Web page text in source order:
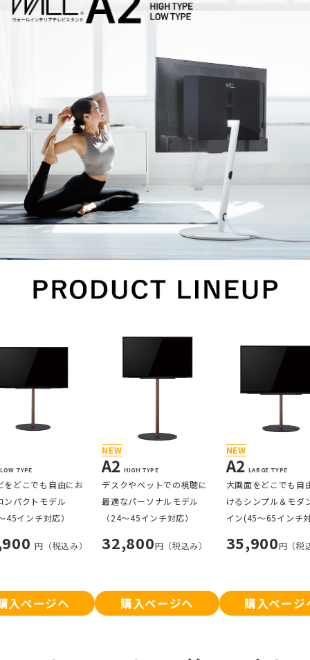
LOW TYPE
をどこでも自由にお
ンパクトモデル
45インチ対応）
円（税込み）
入ページヘ
NEW
A2HIGH TYPE
デスクやベットでの視聴に
最適なパーソナルモデル
（24～45インチ対応）
32,800円（税込み）
購入ページヘ
NEW
A2 LARGE TYPE
大画面をどこでも自
けるシンプル＆モダ
イン(45～65インチ
35,900円（税
購入ページ